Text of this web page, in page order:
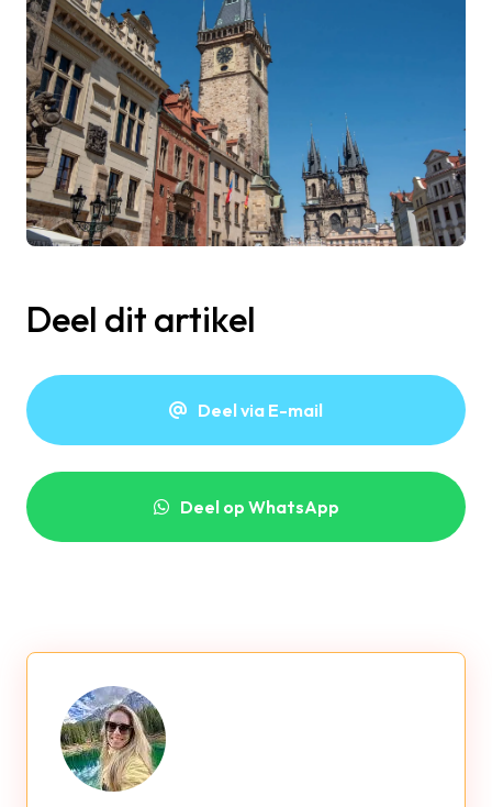
Deel dit artikel
Deel via E-mail
Deel op WhatsApp